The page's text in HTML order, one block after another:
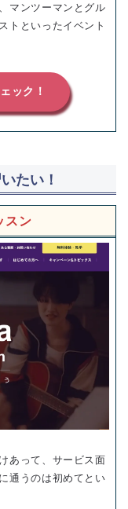
マンツーマンとグル
トといったイベント
ック！
たい！
スン
あって、サービス面
通うのは初めてとい